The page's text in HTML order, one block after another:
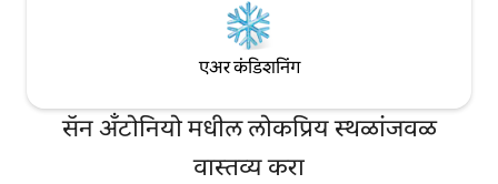
एअर कंडिशनिंग
सॅन अँटोनियो मधील लोकप्रिय स्थळांजवळ
वास्तव्य करा